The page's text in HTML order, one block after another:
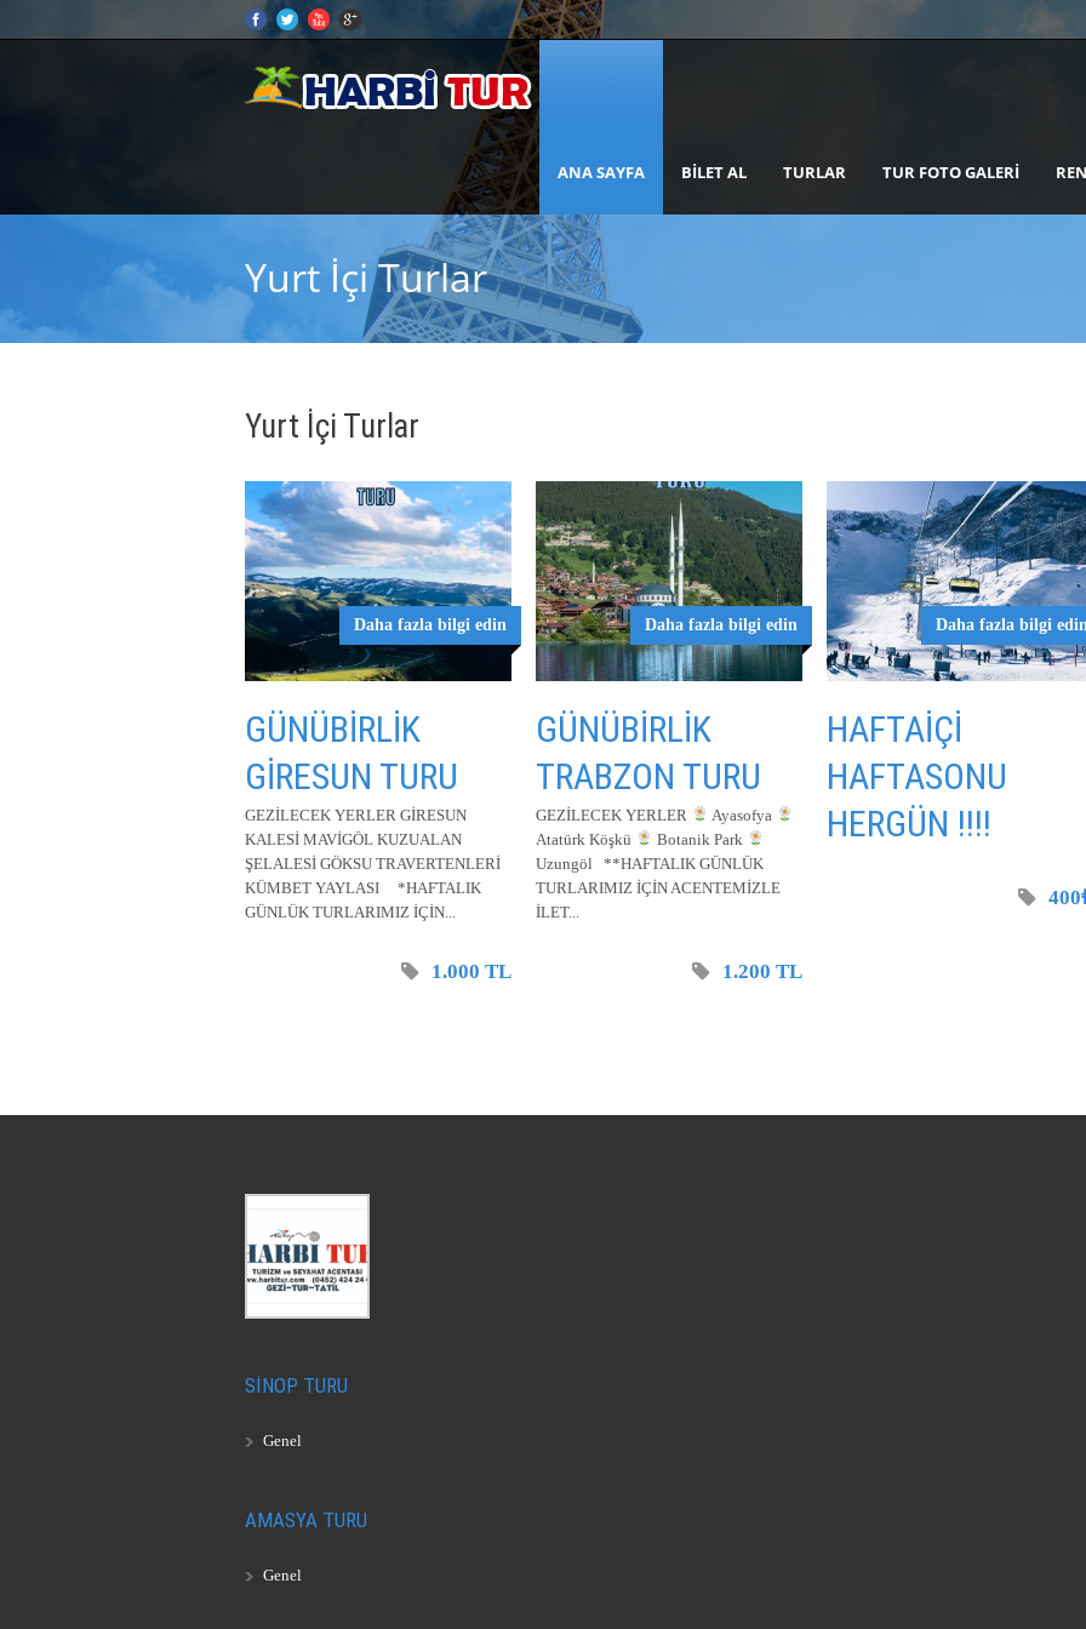
ANA SAYFA BILET AL TURLAR TUR FOTO GALERI
Yurt İçi Turlar
Yurt İçi Turlar
Daha fazla bilgi edin
GÜNÜBİRLİK
GİRESUN TURU
GEZİLECEK YERLER GİRESUN
KALESİ MAVİGÖL KUZUALAN
ŞELALESİ GÖKSU TRAVERTENLERİ
KÜMBET YAYLASI *HAFTALIK
GÜNLÜK TURLARIMIZ İÇİN...
1.000 TL
Daha fazla bilgi edin
GÜNÜBİRLİK
TRABZON TURU
GEZİLECEK YERLER
Ayasofya
Atatürk Köşkü
Botanik Park
Uzungöl **HAFTALIK GÜNLÜK
TURLARIMIZ İÇİN ACENTEMİZLE
İLET...
1.200 TL
Daha fazla bilgi
HAFTAİÇİ
HAFTASONU
HERGÜN !!!!
SİNOP TURU
Genel
AMASYA TURU
Genel